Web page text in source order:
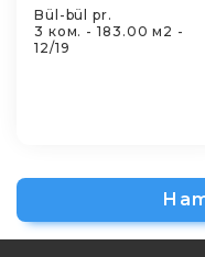
Bül-bül pr.
3 ком. - 183.00 м2 -
12/19